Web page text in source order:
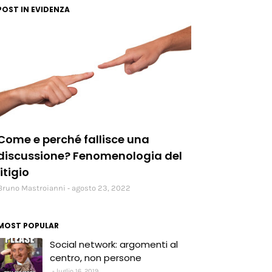
IN EVIDENZA
e perché fallisce una
Fenomenologia del
Mastroianni agosto 23, 2022
POPULAR
Social network: argomenti al
centro, non persone